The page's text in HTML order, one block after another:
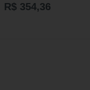
R$ 354,36